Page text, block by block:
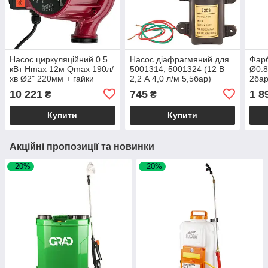
Насос циркуляційний 0.5
кВт Hmax 12м Qmax 190л/
хв Ø2" 220мм + гайки
(3_774163)
10 221 ₴
Купити
Насос діафрагмяний для
5001314, 5001324 (12 В
2,2 А 4,0 л/м 5,5бар)
745₴
Купити
1
Акційні пропозиції та новинки
–20% –20%